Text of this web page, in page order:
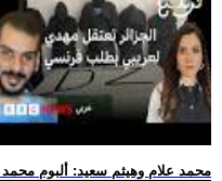
.. محمد علام وهيثم سعيد: ألبوم محمد